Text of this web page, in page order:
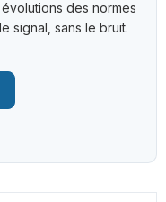
des normes
signal, sans le bruit.